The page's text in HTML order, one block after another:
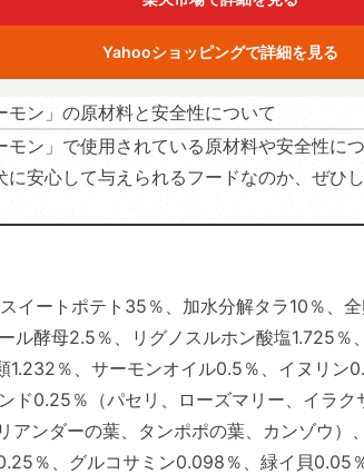
Yahooショッピングで詳細を見る
ン」の原材料と安全性について
ン」で使用されている原材料や安全性に
安心して与えられるフードなのか、ぜひ
イートポテト35％、加水分解タラ10％、
ル酵母2.5％、リグノスルホン酸塩1.725％
1.232％、サーモンオイル0.5％、イヌリン
ド0.25％（パセリ、ローズマリー、イラク
アンダーの葉、タンポポの葉、カンゾウ）
％、グルコサミン0.098％、緑イ貝0.05